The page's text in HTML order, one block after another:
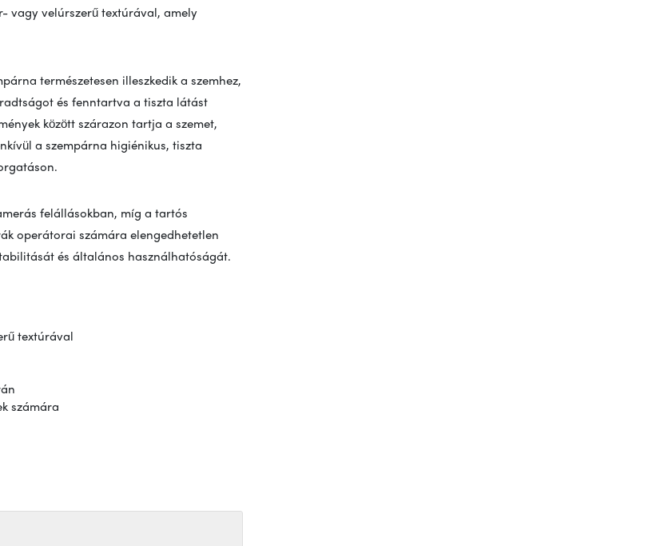
vagy velúrszerű textúrával, amely
természetesen illeszkedik a szemhez,
és fenntartva a tiszta látást
között szárazon tartja a szemet,
a szempárna higiénikus, tiszta
felállásokban, míg a tartós
operátorai számára elengedhetetlen
és általános használhatóságát.
textúrával
számára